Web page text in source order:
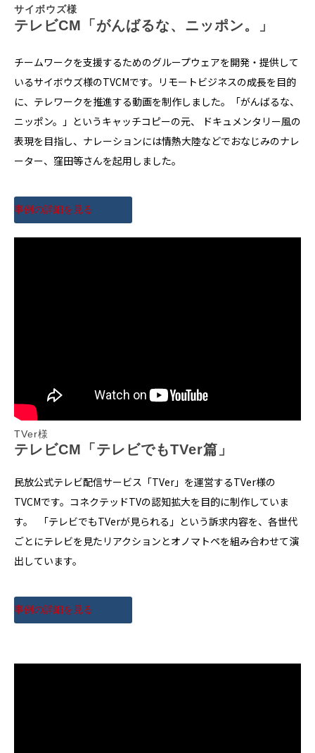
サイボウズ様
テレビCM「がんばるな、ニッポン。」
チームワークを支援するためのグループウェアを開発・提供して
いるサイボウズ様のTVCMです。リモートビジネスの成長を目的
に、テレワークを推進する動画を制作しました。「がんばるな、
ニッポン。」というキャッチコピーの元、 ドキュメンタリー風の
表現を目指し、ナレーションには情熱大陸などでおなじみのナレ
ーター、窪田等さんを起用しました。
事例の詳細を見る
TVer様
テレビCM「テレビでもTVer篇」
民放公式テレビ配信サービス「TVer」を運営するTVer様の
TVCMです。コネクテッドTVの認知拡大を目的に制作していま
す。 「テレビでもTVerが見られる」という訴求内容を、各世代
ごとにテレビを見たリアクションとオノマトペを組み合わせて演
出しています。
事例の詳細を見る